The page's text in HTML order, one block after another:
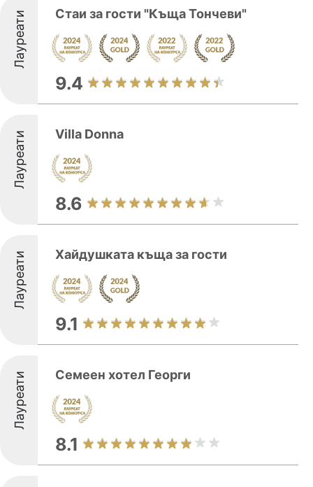
Лауреати Стаи за гости "Къща Тончеви"
9.4
Лауреати Villa Donna
8.6
Лауреати Хайдушката къща за гости
9.1
Лауреати Семеен хотел Георги
8.1